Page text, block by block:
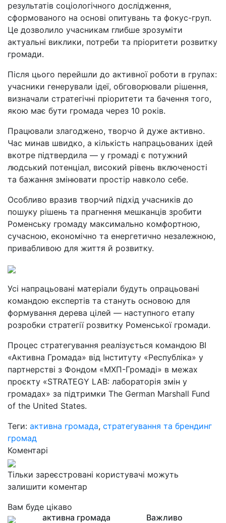
результатів соціологічного дослідження,
сформованого на основі опитувань та фокус-груп.
Це дозволило учасникам глибше зрозуміти
актуальні виклики, потреби та пріоритети розвитку
громади.
Після цього перейшли до активної роботи в групах:
учасники генерували ідеї, обговорювали рішення,
визначали стратегічні пріоритети та бачення того,
якою має бути громада через 10 років.
Працювали злагоджено, творчо й дуже активно.
Час минав швидко, а кількість напрацьованих ідей
вкотре підтвердила — у громаді є потужний
людський потенціал, високий рівень включеності
та бажання змінювати простір навколо себе.
Особливо вразив творчий підхід учасників до
пошуку рішень та прагнення мешканців зробити
Роменську громаду максимально комфортною,
сучасною, економічно та енергетично незалежною,
привабливою для життя й розвитку.
Усі напрацьовані матеріали будуть опрацьовані
командою експертів та стануть основою для
формування дерева цілей — наступного етапу
розробки стратегії розвитку Роменської громади.
Процес стратегування реалізується командою ВІ
«Активна Громада» від Інституту «Республіка» у
партнерстві з Фондом «МХП-Громаді» в межах
проєкту «STRATEGY LAB: лабораторія змін у
громадах» за підтримки The German Marshall Fund
of the United States.
Теги: активна громада, стратегування та брендинг
громад
Коментарі
Тільки зареєстровані користувачі можуть
залишити коментар
Вам буде цікаво
активна громада
Важливо